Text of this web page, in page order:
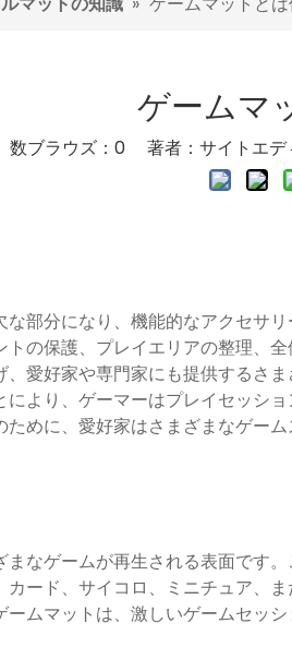
ゲームマ
数ブラウズ： 0 著者：サイトエ
部分になり、機能的なアクセサ
の保護、プレイエリアの整理、
愛好家や専門家にも提供するさ
より、ゲーマーはプレイセッシ
めに、愛好家はさまざまなゲー
なゲームが再生される表面です
ード、サイコロ、ミニチュア、
ムマットは、激しいゲームセッ